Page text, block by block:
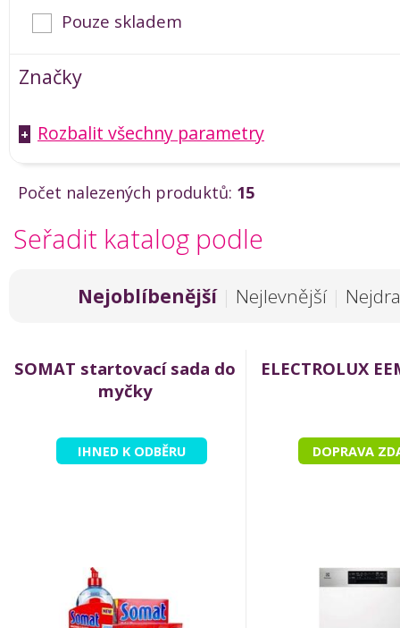
Pouze skladem
Značky
+ Rozbalit všechny parametry
Počet nalezených produktů: 15
Seřadit katalog podle
Nejoblíbenější | Nejlevnější |
SOMAT startovací sada do
myčky
IHNED K ODBĚRU
ELECTROLUX
DOPRAVA